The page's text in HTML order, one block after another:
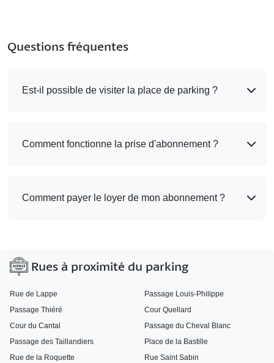
Questions fréquentes
Est-il possible de visiter la place de parking ?
Comment fonctionne la prise d'abonnement ?
Comment payer le loyer de mon abonnement ?
Rues à proximité du parking
Rue de Lappe
Passage Louis-Philippe
Passage Thiéré
Cour Quellard
Cour du Cantal
Passage du Cheval Blanc
Passage des Taillandiers
Place de la Bastille
Rue de la Roquette
Rue Saint Sabin